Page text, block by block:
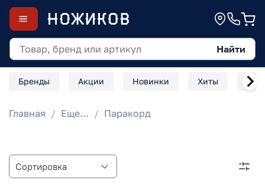
Найти
Бренды Акции Новинки Хиты
Главная Еще... Паракорд